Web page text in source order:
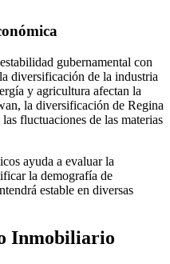
gubernamental con
diversificación de la industria
y agricultura afectan la
la diversificación de Regina
fluctuaciones de las materias
ayuda a evaluar la
la demografía de
estable en diversas
Inmobiliario